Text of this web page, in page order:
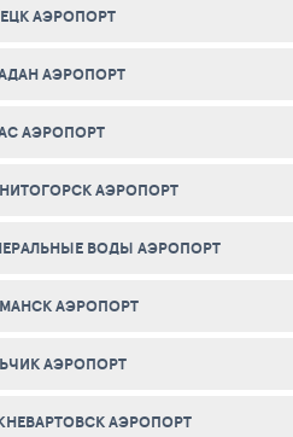
АЭРОПОРТ
АЭРОПОРТ
АЭРОПОРТ
АЭРОПОРТ
ВОДЫ АЭРОПОРТ
АЭРОПОРТ
АЭРОПОРТ
АЭРОПОРТ